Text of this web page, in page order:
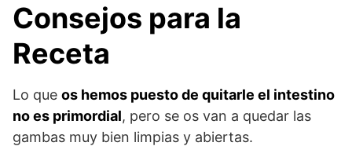
Consejos para la
Receta
Lo que os hemos puesto de quitarle el intestino
no es primordial, pero se os van a quedar las
gambas muy bien limpias y abiertas.